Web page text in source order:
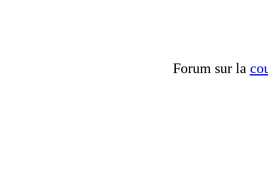
Forum sur la